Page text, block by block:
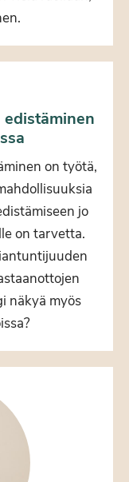
on työtä,
jo
on tarvetta.
näkyä myös